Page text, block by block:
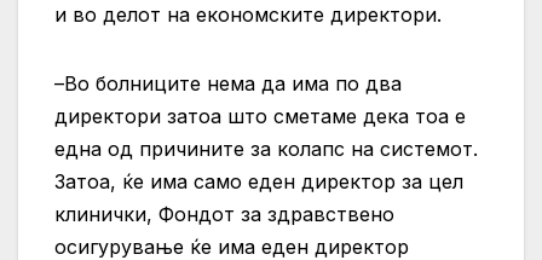
и во делот на економските директори.
–Во болниците нема да има по два
директори затоа што сметаме дека тоа е
една од причините за колапс на системот.
Затоа, ќе има само еден директор за цел
клинички, Фондот за здравствено
осигурување ќе има еден директор